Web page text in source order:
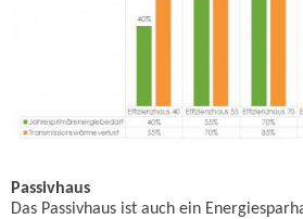
Passivhaus
Das Passivhaus ist auch ein